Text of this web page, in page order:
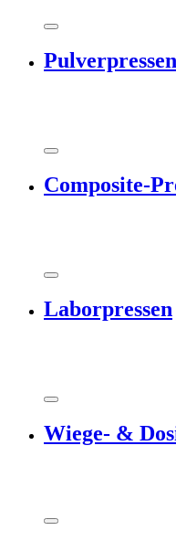
Pulverpressen
Composite-
Laborpressen
Wiege- &